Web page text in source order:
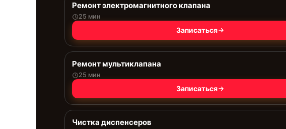
Ремонт электромагнитного клапана
25 мин
Записаться
Ремонт мультиклапана
25 мин
Записаться
Чистка диспенсеров